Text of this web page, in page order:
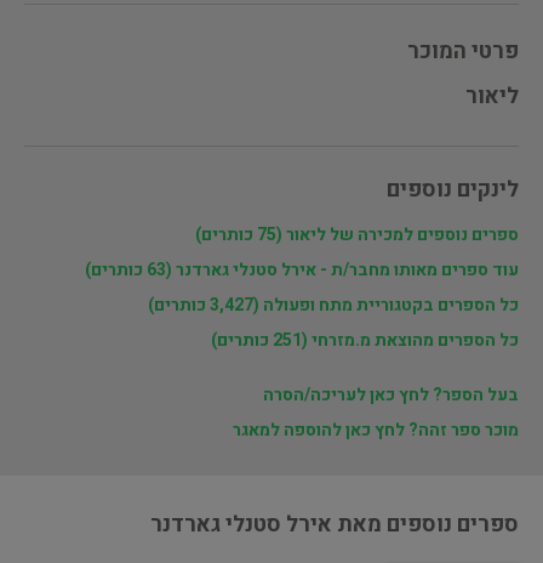
פרטי המוכר
ליאור
לינקים נוספים
ספרים נוספים למכירה של ליאור (75 כותרים)
עוד ספרים מאותו מחבר/ת - אירל סטנלי גארדנר (63 כותרים)
כל הספרים בקטגוריית מתח ופעולה (3,427 כותרים)
כל הספרים מהוצאת מ.מזרחי (251 כותרים)
בעל הספר? לחץ כאן לעריכה/הסרה
מוכר ספר זהה? לחץ כאן להוספה למאגר
ספרים נוספים מאת אירל סטנלי גארדנר